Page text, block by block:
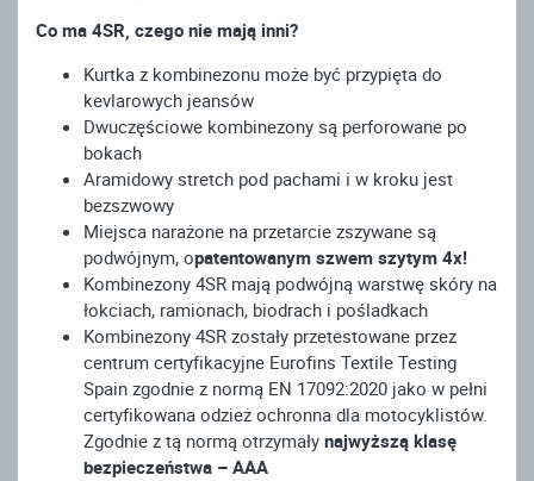
Co ma 4SR, czego nie mają inni?
Kurtka z kombinezonu może być przypięta do
kevlarowych jeansów
Dwuczęściowe kombinezony są perforowane po
bokach
Aramidowy stretch pod pachami i w kroku jest
bezszwowy
Miejsca narażone na przetarcie zszywane są
podwójnym, opatentowanym szwem szytym 4x!
Kombinezony 4SR mają podwójną warstwę skóry na
łokciach, ramionach, biodrach i pośladkach
Kombinezony 4SR zostały przetestowane przez
centrum certyfikacyjne Eurofins Textile Testing
Spain zgodnie z normą EN 17092:2020 jako w pełni
certyfikowana odzież ochronna dla motocyklistów.
Zgodnie z tą normą otrzymały najwyższą klasę
bezpieczeństwa – AAA